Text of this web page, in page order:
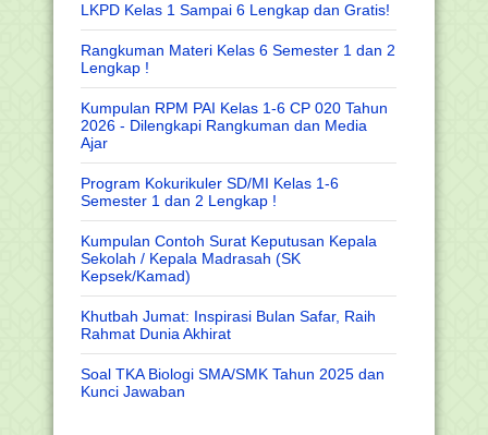
LKPD Kelas 1 Sampai 6 Lengkap dan Gratis!
Rangkuman Materi Kelas 6 Semester 1 dan 2
Lengkap !
Kumpulan RPM PAI Kelas 1-6 CP 020 Tahun
2026 - Dilengkapi Rangkuman dan Media
Ajar
Program Kokurikuler SD/MI Kelas 1-6
Semester 1 dan 2 Lengkap !
Kumpulan Contoh Surat Keputusan Kepala
Sekolah / Kepala Madrasah (SK
Kepsek/Kamad)
Khutbah Jumat: Inspirasi Bulan Safar, Raih
Rahmat Dunia Akhirat
Soal TKA Biologi SMA/SMK Tahun 2025 dan
Kunci Jawaban